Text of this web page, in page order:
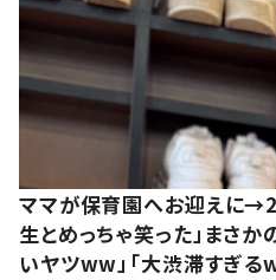
ママが保育園へお迎えに
生とめっちゃ笑った」まさ
いヤツww」「大渋滞すぎるw